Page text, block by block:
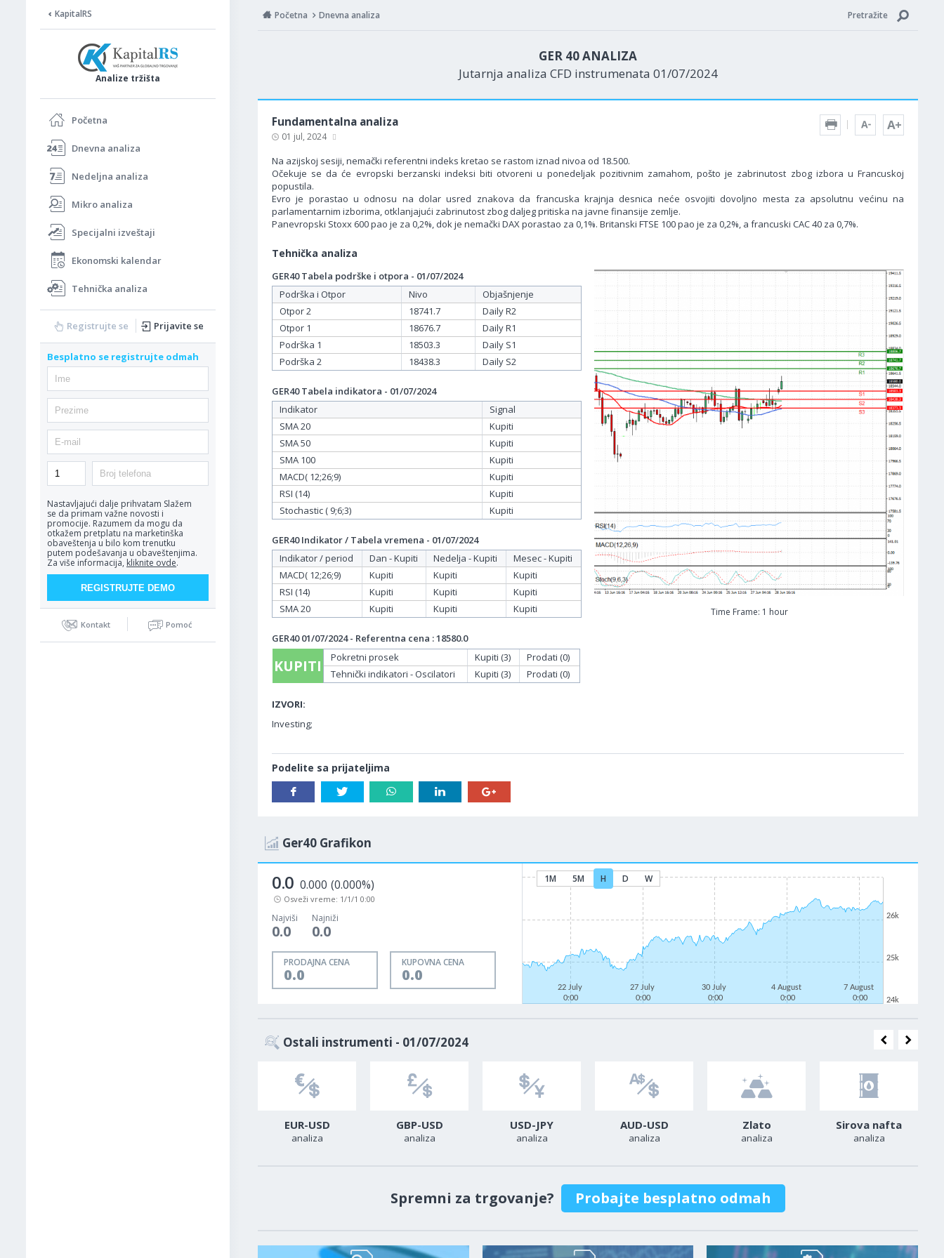
KapitalRS
Analize tržišta
Početna
Dnevna analiza
Nedeljna analiza
Mikro analiza
Specijalni izveštaji
Ekonomski kalendar
Tehnička analiza
Registrujte se Prijavite se
Besplatno se registrujte odmah
Nastavljajući dalje prihvatam Slažem
se da primam važne novosti i
promocije. Razumem da mogu da
otkažem pretplatu na marketinška
obaveštenja u bilo kom trenutku
putem podešavanja u obaveštenjima.
Za više informacija, kliknite ovde.
Kontakt Pomoć
Početna Dnevna analiza Pretražite
GER 40 ANALIZA
Jutarnja analiza CFD instrumenata 01/07/2024
Fundamentalna analiza
01 jul, 2024
Na azijskoj sesiji, nemački referentni indeks kretao se rastom iznad nivoa od 18.500.
Očekuje se da će evropski berzanski indeksi biti otvoreni u ponedeljak pozitivnim zamahom, pošto je zabrinutost zbog izbora u Francuskoj
popustila.
Evro je porastao u odnosu na dolar usred znakova da francuska krajnja desnica neće osvojiti dovoljno mesta za apsolutnu većinu na
parlamentarnim izborima, otklanjajući zabrinutost zbog daljeg pritiska na javne finansije zemlje.
Panevropski Stoxx 600 pao je za 0,2%, dok je nemački DAX porastao za 0,1%. Britanski FTSE 100 pao je za 0,2%, a francuski CAC 40 za 0,7%.
Tehnička analiza
Time Frame: 1 hour
GER40 Tabela podrške i otpora - 01/07/2024
Podrška i Otpor
Nivo
Objašnjenje
Otpor 2
18741.7
Daily R2
Otpor 1
18676.7
Daily R1
Podrška 1
18503.3
Daily S1
Podrška 2
18438.3 Daily S2
GER40 Tabela indikatora - 01/07/2024
Indikator
Signal
SMA 20
Kupiti
SMA 50
Kupiti
SMA 100
Kupiti
MACD( 12;26;9)
Kupiti
RSI (14)
Kupiti
Stochastic ( 9;6;3)
Kupiti
GER40 Indikator / Tabela vremena - 01/07/2024
Indikator / period
Dan - Kupiti Nedelja - Kupiti
Mesec - Kupiti
MACD( 12;26;9)
Kupiti Kupiti
Kupiti
RSI (14)
Kupiti Kupiti
Kupiti
SMA 20
Kupiti Kupiti Kupiti
GER40 01/07/2024 - Referentna cena : 18580.0
KUPITI Pokretni prosek Kupiti (3)
Prodati (0)
Tehnički indikatori - Oscilatori
Kupiti (3) Prodati (0)
IZVORI:
Investing;
Podelite sa prijateljima
Ger40 Grafikon
0.0 0.000 (0.000%)
Osveži vreme: 1/1/1 0:00
Najviši
0.0
Najniži
0.0
PRODAJNA CENA
0.0
KUPOVNA CENA
0.0
1M 5M H D W
22 July
0:00
27 July
0:00
30 July
0:00
4 August
0:00
7 August
0:00
24k
25k
26k
Ostali instrumenti - 01/07/2024
EUR-USD
analiza
GBP-USD
analiza
USD-JPY
analiza
AUD-USD
analiza
Zlato
analiza
Sirova nafta
analiza
Spremni za trgovanje? Probajte besplatno odmah